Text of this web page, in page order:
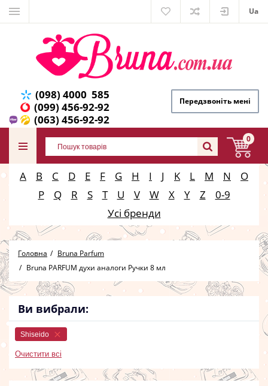
Ua
(098) 4000 585
(099) 456-92-92
(063) 456-92-92
Передзвоніть мені
0
A B C D E F G H I J K L M N
O
P
Q R S T U V W X Y Z
0-9
Усі бренди
Головна
Bruna Parfum
Bruna PARFUM духи аналоги Ручки 8 мл
Ви вибрали:
Shiseido
Очистити всі